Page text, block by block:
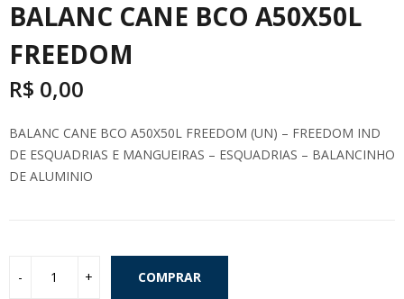
BALANC CANE BCO A50X50L
FREEDOM
R$ 0,00
BALANC CANE BCO A50X50L FREEDOM (UN) – FREEDOM IND
DE ESQUADRIAS E MANGUEIRAS – ESQUADRIAS – BALANCINHO
DE ALUMINIO
COMPRAR